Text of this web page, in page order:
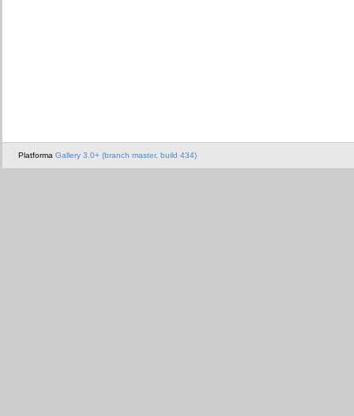
Platforma Gallery 3.0+ (branch master, build 434)